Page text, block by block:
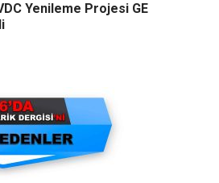
Yenileme Projesi GE